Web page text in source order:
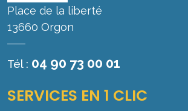
Place de la liberté
13660 Orgon
Tél : 04 90 73 00 01
SERVICES EN 1 CLIC